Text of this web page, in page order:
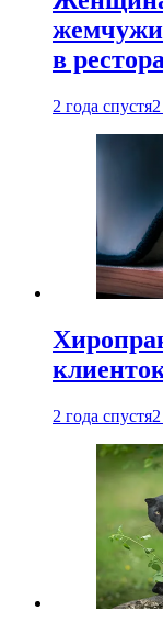
в
2 года спустя
2 года спустя